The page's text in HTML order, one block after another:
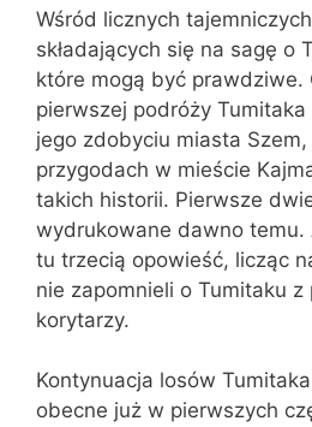
Wśród licznych
składających się na sagę o
które mogą być prawdziwe.
pierwszej podróży
jego zdobyciu miasta
przygodach w mieście
takich historii. Pierwsze
wydrukowane dawno
tu trzecią opowieść, licząc
nie zapomnieli o Tumitaku z
korytarzy.
Kontynuacja losów
obecne już w pierwszych